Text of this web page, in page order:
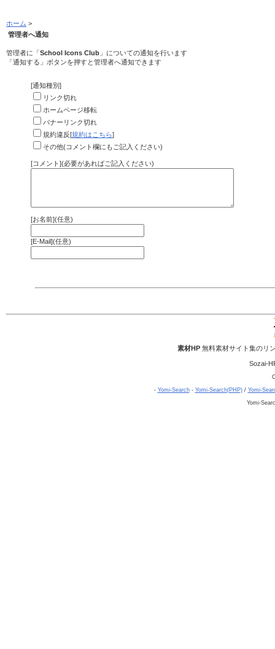
ホーム >
管理者へ通知
管理者に「School Icons Club 」についての通知を行います
「通知する」ボタンを押すと管理者へ通知できます
[通知種別]
リンク切れ
ホームページ移転
バナーリンク切れ
規約違反[規約はこちら]
その他(コメント欄にもご記入ください)
[コメント](必要があればご記入ください)
[お名前](任意)
[E-Mail](任意)
素材HP無料素材サイト集のリ
Sozai-
- Yomi-Search- Yomi-Search(PHP)/ Yomi-
Yomi-